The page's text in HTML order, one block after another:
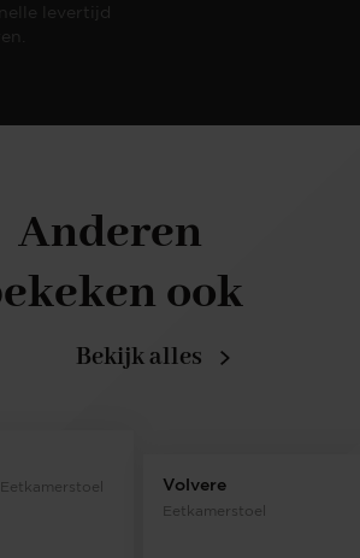
levertijd
Volvere
Eetkamerstoel
Anderen
ook
Bekijk alles